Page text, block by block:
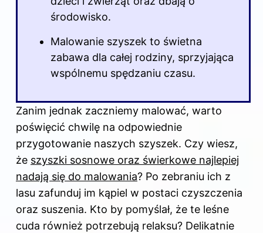
środowisko.
Malowanie szyszek to świetna
zabawa dla całej rodziny, sprzyjająca
wspólnemu spędzaniu czasu.
Zanim jednak zaczniemy malować, warto
poświęcić chwilę na odpowiednie
przygotowanie naszych szyszek. Czy wiesz,
że szyszki sosnowe oraz świerkowe najlepiej
nadają się do malowania? Po zebraniu ich z
lasu zafunduj im kąpiel w postaci czyszczenia
oraz suszenia. Kto by pomyślał, że te leśne
cuda również potrzebują relaksu? Delikatnie